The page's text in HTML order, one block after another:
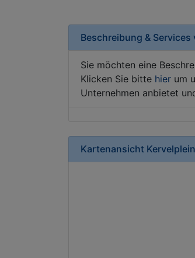
Beschreibung & Services
Sie möchten eine
Klicken Sie bitte hier um
Unternehmen anbietet
Kartenansicht